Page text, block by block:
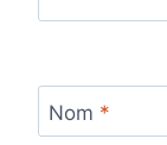
Nom *